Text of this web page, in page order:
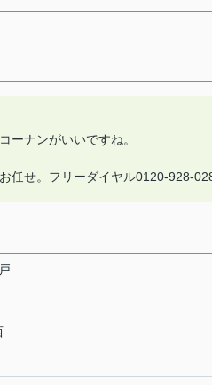
ーナンがいいですね。
せ。フリーダイヤル0120-928-